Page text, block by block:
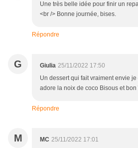
Une très belle idée pour finir un
<br /> Bonne journée, bises.
Répondre
G Giulia 25/11/2022 17:50
Un dessert qui fait vraiment envie
adore la noix de coco Bisous et bon
Répondre
M MC 25/11/2022 17:01